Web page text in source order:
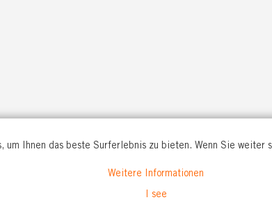
um Ihnen das beste Surferlebnis zu bieten. Wenn Sie weiter
Weitere Informationen
I see